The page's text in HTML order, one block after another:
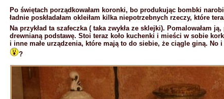
Po świętach porządkowałam koronki, bo produkując bombki
ładnie poskładałam okleiłam kilka niepotrzebnych rzeczy, które
Na przykład ta szafeczka ( taka zwykła ze sklejki). Pomalowałam
drewnianą podstawę. Stoi teraz koło kuchenki i mieści w sobie
i inne małe urządzenia, które mają to do siebie, że ciągle giną. No
?